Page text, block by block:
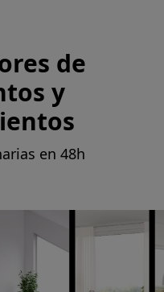
Cover Island.
de
y
en 48h